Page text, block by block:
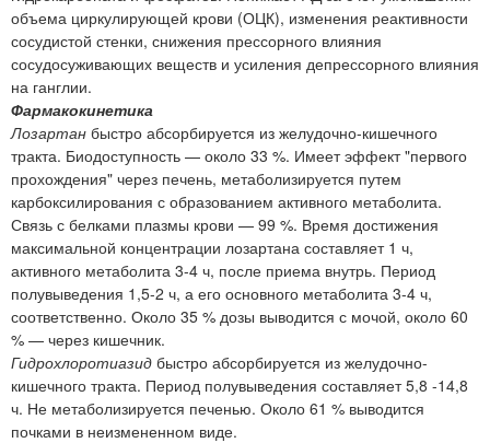
объема циркулирующей крови (ОЦК), изменения реактивности
сосудистой стенки, снижения прессорного влияния
сосудосуживающих веществ и усиления депрессорного влияния
на ганглии.
Фармакокинетика
Лозартан быстро абсорбируется из желудочно-кишечного
тракта. Биодоступность — около 33 %. Имеет эффект "первого
прохождения" через печень, метаболизируется путем
карбоксилирования с образованием активного метаболита.
Связь с белками плазмы крови — 99 %. Время достижения
максимальной концентрации лозартана составляет 1 ч,
активного метаболита 3-4 ч, после приема внутрь. Период
полувыведения 1,5-2 ч, а его основного метаболита 3-4 ч,
соответственно. Около 35 % дозы выводится с мочой, около 60
% — через кишечник.
Гидрохлоротиазид быстро абсорбируется из желудочно-
кишечного тракта. Период полувыведения составляет 5,8 -14,8
ч. Не метаболизируется печенью. Около 61 % выводится
почками в неизмененном виде.